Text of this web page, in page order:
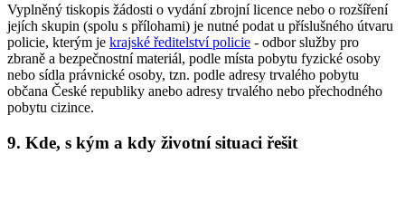
Vyplněný tiskopis žádosti o vydání zbrojní licence nebo o rozšíření
jejích skupin (spolu s přílohami) je nutné podat u příslušného útvaru
policie, kterým je krajské ředitelství policie - odbor služby pro
zbraně a bezpečnostní materiál, podle místa pobytu fyzické osoby
nebo sídla právnické osoby, tzn. podle adresy trvalého pobytu
občana České republiky anebo adresy trvalého nebo přechodného
pobytu cizince.
9. Kde, s kým a kdy životní situaci řešit